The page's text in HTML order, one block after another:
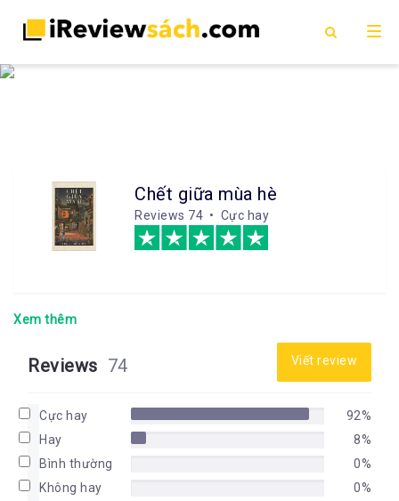
Chết giữa mùa hè
Reviews 74 • Cực hay
Xem thêm
Reviews 74 Viết review
Cực hay
92%
Hay
8%
Bình thường
0%
Không hay
0%